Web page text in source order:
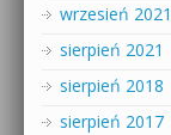
wrzesień 2021
sierpień 2021
sierpień 2018
sierpień 2017